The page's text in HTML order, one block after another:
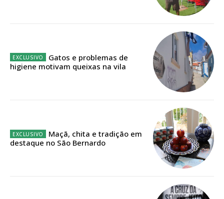
Edição em papel entregue à Quinta-feira em sua
Acesso aos conteúdos Exclusivos para
assinantes
Ofertas para assinatura anual
Gatos e problemas de
higiene motivam queixas na vila
Maçã, chita e tradição em
destaque no São Bernardo